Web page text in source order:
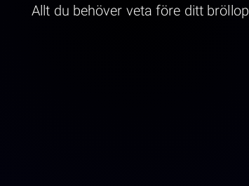
Allt du behöver veta före ditt bröllop